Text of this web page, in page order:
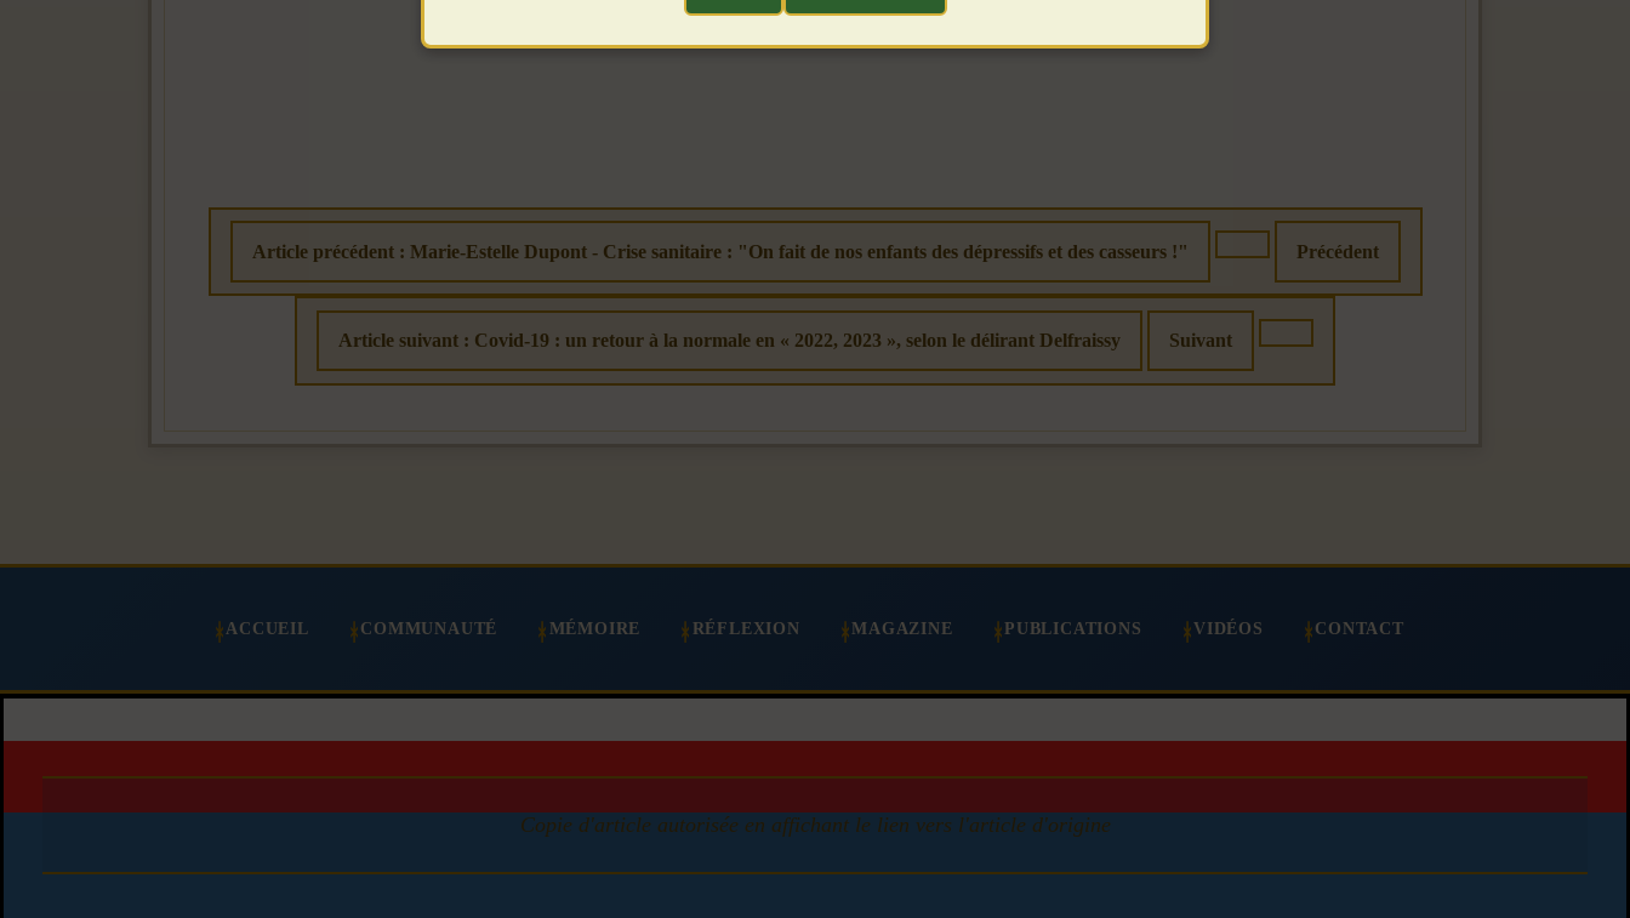
Article précédent : Marie-Estelle Dupont - Crise sanitaire : "On fait de nos enfants des dépressifs et des casseurs !" Précédent
Article suivant : Covid-19 : un retour à la normale en « 2022, 2023 », selon le délirant Delfraissy Suivant
ACCUEIL COMMUNAUTÉ MÉMOIRE RÉFLEXION MAGAZINE PUBLICATIONS VIDÉOS CONTACT
Copie d'article autorisée en affichant le lien vers l'article d'origine